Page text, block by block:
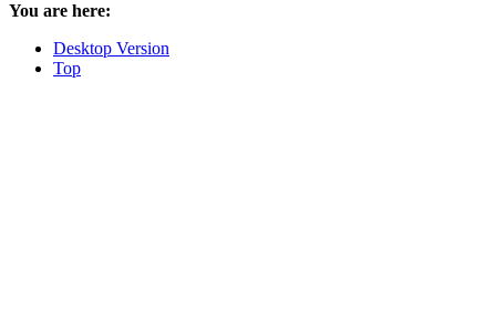
You are here:
Desktop Version
Top